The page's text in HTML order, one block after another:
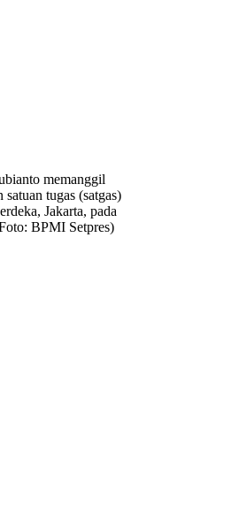
memanggil
tugas (satgas)
Jakarta, pada
BPMI Setpres)